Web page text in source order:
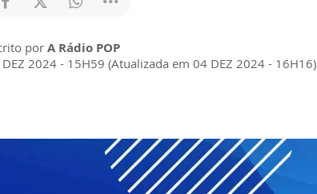
por A Rádio POP
2024 - 15H59 (Atualizada em 04 DEZ 2024 - 16H16)